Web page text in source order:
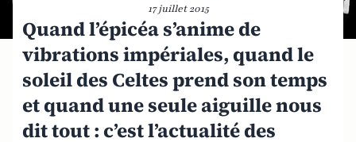
17 juillet 2015
Quand l’épicéa s’anime de
vibrations impériales, quand le
soleil des Celtes prend son temps
et quand une seule aiguille nous
dit tout : c’est l’actualité des